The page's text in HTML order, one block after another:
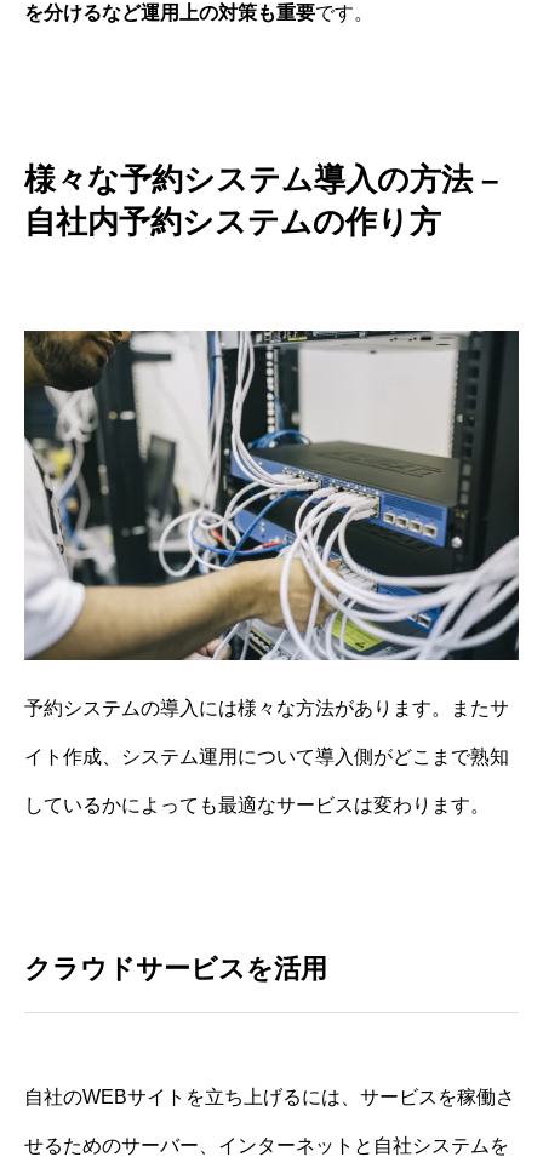
を分けるなど運用上の対策も重要です。
様々な予約システム導入の方法 –
自社内予約システムの作り方
予約システムの導入には様々な方法があります。またサ
イト作成、システム運用について導入側がどこまで熟知
しているかによっても最適なサービスは変わります。
クラウドサービスを活用
自社のWEBサイトを立ち上げるには、サービスを稼働さ
せるためのサーバー、インターネットと自社システムを